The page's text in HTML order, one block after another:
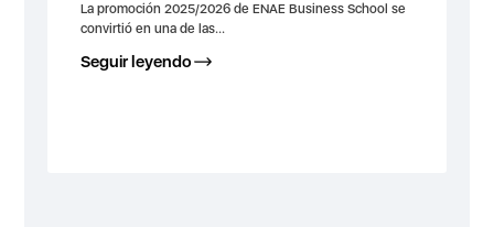
La promoción 2025/2026 de ENAE Business School se
convirtió en una de las...
Seguir leyendo